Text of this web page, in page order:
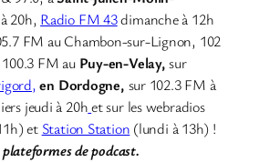
20h, Radio FM 43dimanche à 12h
FM au Chambon-sur-Lignon, 102
FM au Puy-en-Velay,sur
en Dordogne, sur 102.3 FM à
jeudi à 20het sur les webradios
et Station Station (lundi à 13h) !
de podcast.